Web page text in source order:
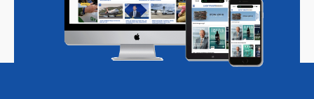
Magazine Podcasts Vacatures